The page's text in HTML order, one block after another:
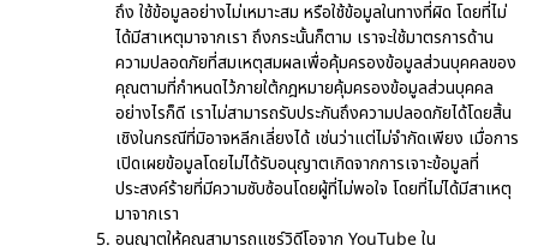
ถึง ใช้ข้อมูลอย่างไม่เหมาะสม หรือใช้ข้อมูลในทางที่ผิด โดยที่ไม่
ได้มีสาเหตุมาจากเรา ถึงกระนั้นก็ตาม เราจะใช้มาตรการด้าน
ความปลอดภัยที่สมเหตุสมผลเพื่อคุ้มครองข้อมูลส่วนบุคคลของ
คุณตามที่กำหนดไว้ภายใต้กฎหมายคุ้มครองข้อมูลส่วนบุคคล
อย่างไรก็ดี เราไม่สามารถรับประกันถึงความปลอดภัยได้โดยสิ้น
เชิงในกรณีที่มิอาจหลีกเลี่ยงได้ เช่นว่าแต่ไม่จำกัดเพียง เมื่อการ
เปิดเผยข้อมูลโดยไม่ได้รับอนุญาตเกิดจากการเจาะข้อมูลที่
ประสงค์ร้ายที่มีความซับซ้อนโดยผู้ที่ไม่พอใจ โดยที่ไม่ได้มีสาเหตุ
มาจากเรา
อนุญาตให้คุณสามารถแชร์วิดีโอจาก YouTube ใน